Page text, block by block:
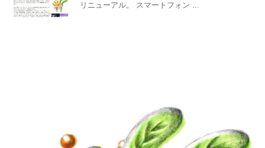
リニューアル。 スマートフォン ...